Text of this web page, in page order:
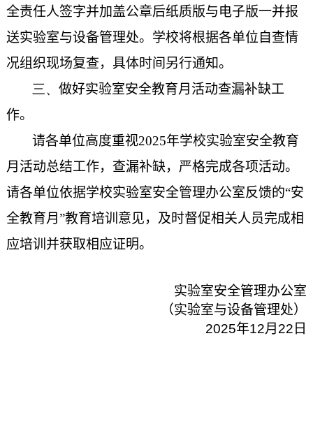
全责任人签字并加盖公章后纸质版与电子版一并报
送实验室与设备管理处。学校将根据各单位自查情
况组织现场复查，具体时间另行通知。
三、 做好实验室安全教育月活动查漏补缺工
作。
请各单位高度重视2025年学校实验室安全教育
月活动总结工作，查漏补缺，严格完成各项活动。
请各单位依据学校实验室安全管理办公室反馈的“安
全教育月”教育培训意见，及时督促相关人员完成相
应培训并获取相应证明。
实验室安全管理办公室
（实验室与设备管理处）
2025年12月 22 日